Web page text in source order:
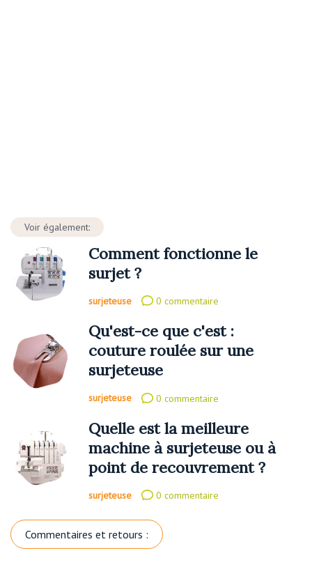
Voir également:
Comment fonctionne le
surjet ?
surjeteuse 0 commentaire
Qu'est-ce que c'est :
couture roulée sur une
surjeteuse
surjeteuse 0 commentaire
Quelle est la meilleure
machine à surjeteuse ou à
point de recouvrement ?
surjeteuse 0 commentaire
Commentaires et retours :